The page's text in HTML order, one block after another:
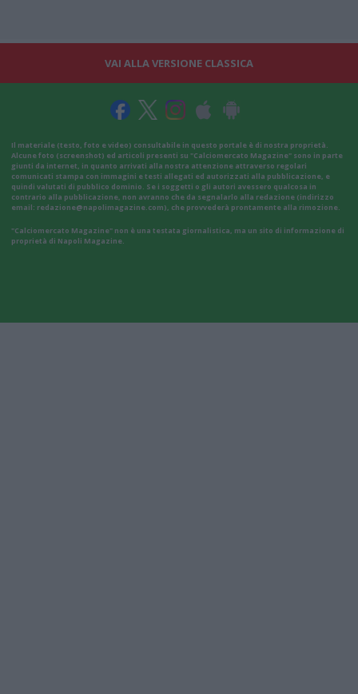
VAI ALLA VERSIONE CLASSICA
Il materiale (testo, foto e video) consultabile in questo portale è di nostra proprietà.
Alcune foto (screenshot) ed articoli presenti su "Calciomercato Magazine" sono in parte
giunti da internet, in quanto arrivati alla nostra attenzione attraverso regolari
comunicati stampa con immagini e testi allegati ed autorizzati alla pubblicazione, e
quindi valutati di pubblico dominio. Se i soggetti o gli autori avessero qualcosa in
contrario alla pubblicazione, non avranno che da segnalarlo alla redazione (indirizzo
email: redazione@napolimagazine.com), che provvederà prontamente alla rimozione.
"Calciomercato Magazine" non è una testata giornalistica, ma un sito di informazione di
proprietà di Napoli Magazine.